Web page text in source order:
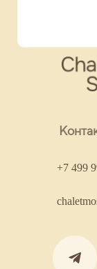
+7 499